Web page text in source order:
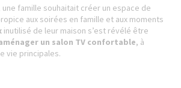
une famille souhaitait créer un espace de
aux soirées en famille et aux moments
inutilisé de leur maison s’est révélé être
un salon TV confortable, à
vie principales.